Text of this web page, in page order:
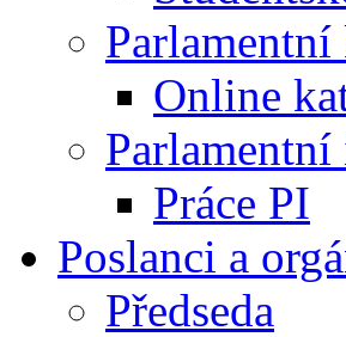
Online
Práce PI
Poslanci a
Předseda